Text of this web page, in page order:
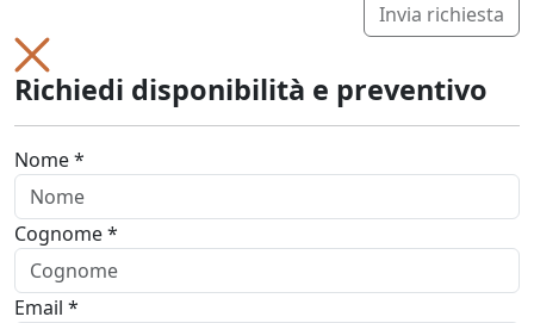
Invia richiesta
Richiedi disponibilità e preventivo
Nome *
Cognome *
Email *